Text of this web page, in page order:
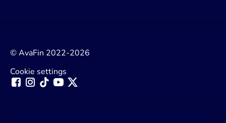
© AvaFin 2022-2026
Cookie settings